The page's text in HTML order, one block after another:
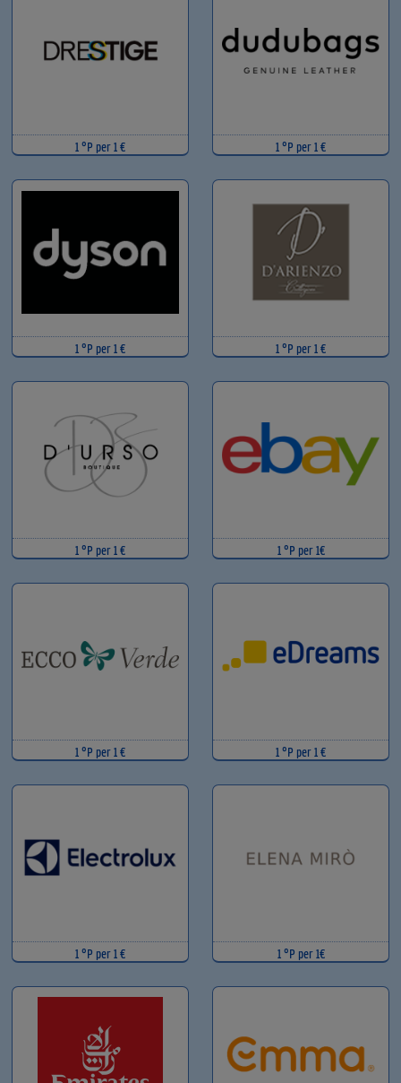
1 °P per 1 € 1 °P per 1 €
1 °P per 1 € 1 °P per 1 €
1 °P per 1 € 1 °P per 1€
1 °P per 1 € 1 °P per 1 €
1 °P per 1 € 1 °P per 1€